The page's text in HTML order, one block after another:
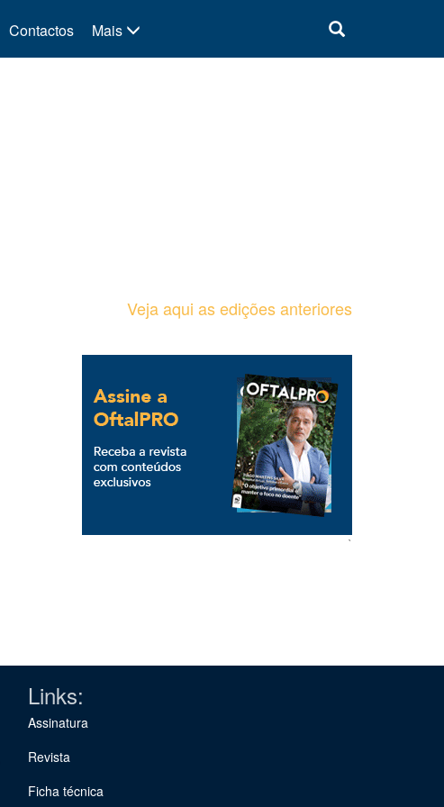
Mais
Contactos
Veja aqui as edições anteriores
`
Links:
Assinatura
Revista
Ficha técnica